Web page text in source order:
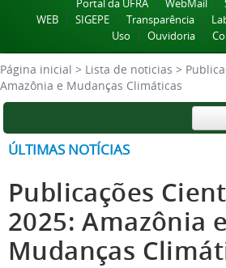
Portal da UFRA WebMail
WEB
SIGEPE Transparência
Uso
Ouvidoria
Página inicial > Lista de noticias >
Amazônia e Mudanças Climáticas
ÚLTIMAS NOTÍCIAS
Publicações
2025: Amazônia e
Mudanças